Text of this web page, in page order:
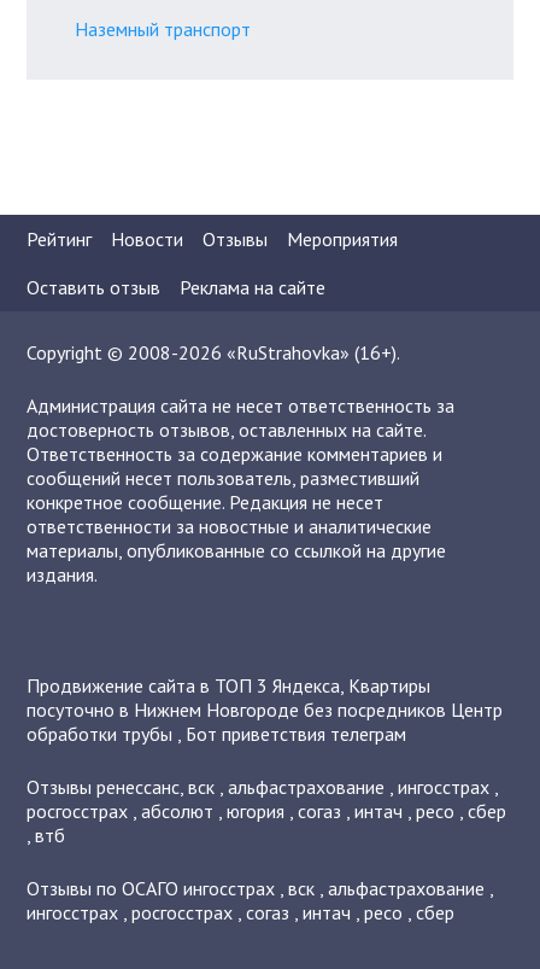
Наземный транспорт
Рейтинг Новости Отзывы
Мероприятия
Оставить отзыв
Реклама на сайте
Copyright © 2008-2026 «RuStrahovka» (16+).
Администрация сайта не несет ответственность за
достоверность отзывов, оставленных на сайте.
Ответственность за содержание комментариев и
сообщений несет пользователь, разместивший
конкретное сообщение. Редакция не несет
ответственности за новостные и аналитические
материалы, опубликованные со ссылкой на другие
издания.
Продвижение сайта в ТОП 3 Яндекса, Квартиры
посуточно в Нижнем Новгороде без посредников Центр
обработки трубы , Бот приветствия телеграм
Отзывыренессанс,вск ,альфастрахование ,ингосстрах ,
росгосстрах ,абсолют ,югория ,согаз ,интач ,ресо ,сбер
,втб
Отзывы по ОСАГОингосстрах ,вск ,альфастрахование ,
ингосстрах ,росгосстрах ,согаз ,интач ,ресо ,сбер